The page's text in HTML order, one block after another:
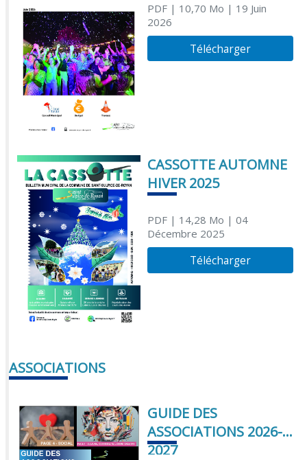
PDF| 10,70 Mo | 19 Juin
2026
Télécharger
CASSOTTE AUTOMNE
HIVER 2025
PDF| 14,28 Mo | 04
Décembre 2025
Télécharger
ASSOCIATIONS
GUIDE DES
ASSOCIATIONS 2026-
2027